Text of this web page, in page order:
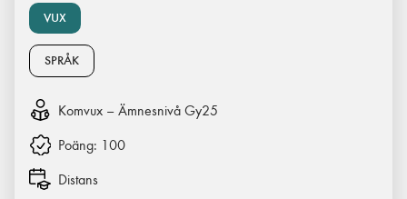
VUX
SPRÅK
Komvux – Ämnesnivå Gy25
Poäng: 100
Distans